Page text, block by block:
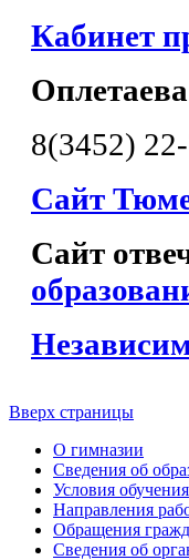
Кабинет
8(3452)
Сайт
Сайт
Вверх страницы
О гимназии
Сведения об
Условия обучения
Направления
Обращения
Сведения об